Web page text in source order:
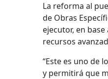
La reforma al
de Obras
ejecutor, en
recursos
“Este es uno de
y permitirá que